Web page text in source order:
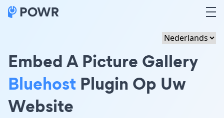
Embed A Picture Gallery
Bluehost Plugin Op Uw
Website